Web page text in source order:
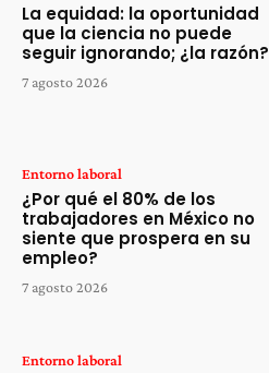
La equidad: la oportunidad
que la ciencia no puede
seguir ignorando; ¿la razón?
7 agosto 2026
Entorno laboral
¿Por qué el 80% de los
trabajadores en México no
siente que prospera en su
empleo?
7 agosto 2026
Entorno laboral